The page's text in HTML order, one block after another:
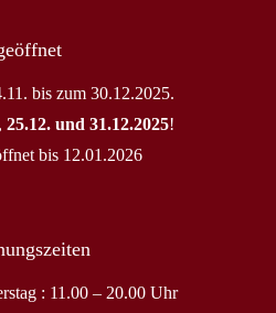
bis zum 30.12.2025.
, 25.12. und 31.12.2025!
bis 12.01.2026
: 11.00 – 20.00 Uhr